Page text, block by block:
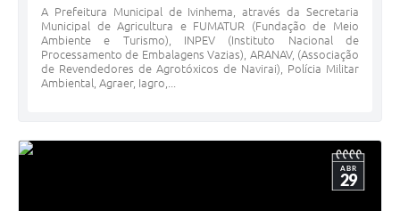
A Prefeitura Municipal de Ivinhema, através da Secretaria
Municipal de Agricultura e FUMATUR (Fundação de Meio
Ambiente e Turismo), INPEV (Instituto Nacional de
Processamento de Embalagens Vazias), ARANAV, (Associação
de Revendedores de Agrotóxicos de Navirai), Polícia Militar
Ambiental, Agraer, Iagro,...
ABR
29